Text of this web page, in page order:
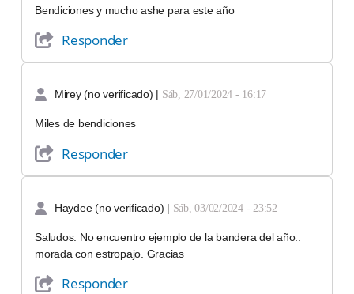
Bendiciones y mucho ashe para este año
Responder
Mirey (no verificado) Sáb, 27/01/2024 - 16:17
Miles de bendiciones
Responder
Haydee (no verificado) Sáb, 03/02/2024 - 23:52
Saludos. No encuentro ejemplo de la bandera del año..
morada con estropajo. Gracias
Responder